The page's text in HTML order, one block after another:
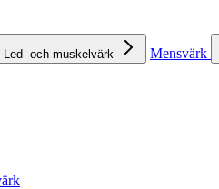
Led- och muskelvärk Mensvärk